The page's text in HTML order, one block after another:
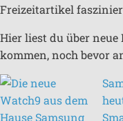
Freizeitartikel
Hier liest du über
kommen, noch bevor